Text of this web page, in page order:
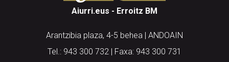
Aiurri.eus - Erroitz BM
Arantzibia plaza, 4-5 behea | ANDOAIN
Tel.: 943 300 732 | Faxa: 943 300 731